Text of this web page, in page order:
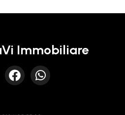
Immobiliare